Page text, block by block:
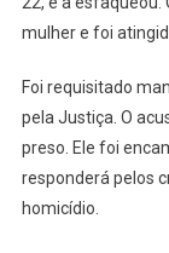
mulher e foi
Foi requisitado
pela Justiça. O
preso. Ele foi
responderá pelos
homicídio.